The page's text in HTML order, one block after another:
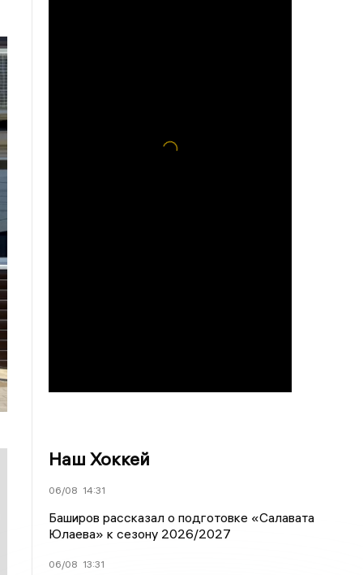
Наш Хоккей
06/08 14:31
Баширов рассказал о подготовке «Салавата
Юлаева» к сезону 2026/2027
06/08 13:31